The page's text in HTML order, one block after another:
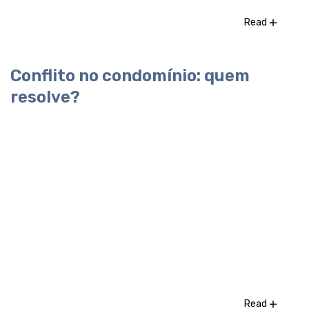
Read
Conflito no condomínio: quem
resolve?
Read